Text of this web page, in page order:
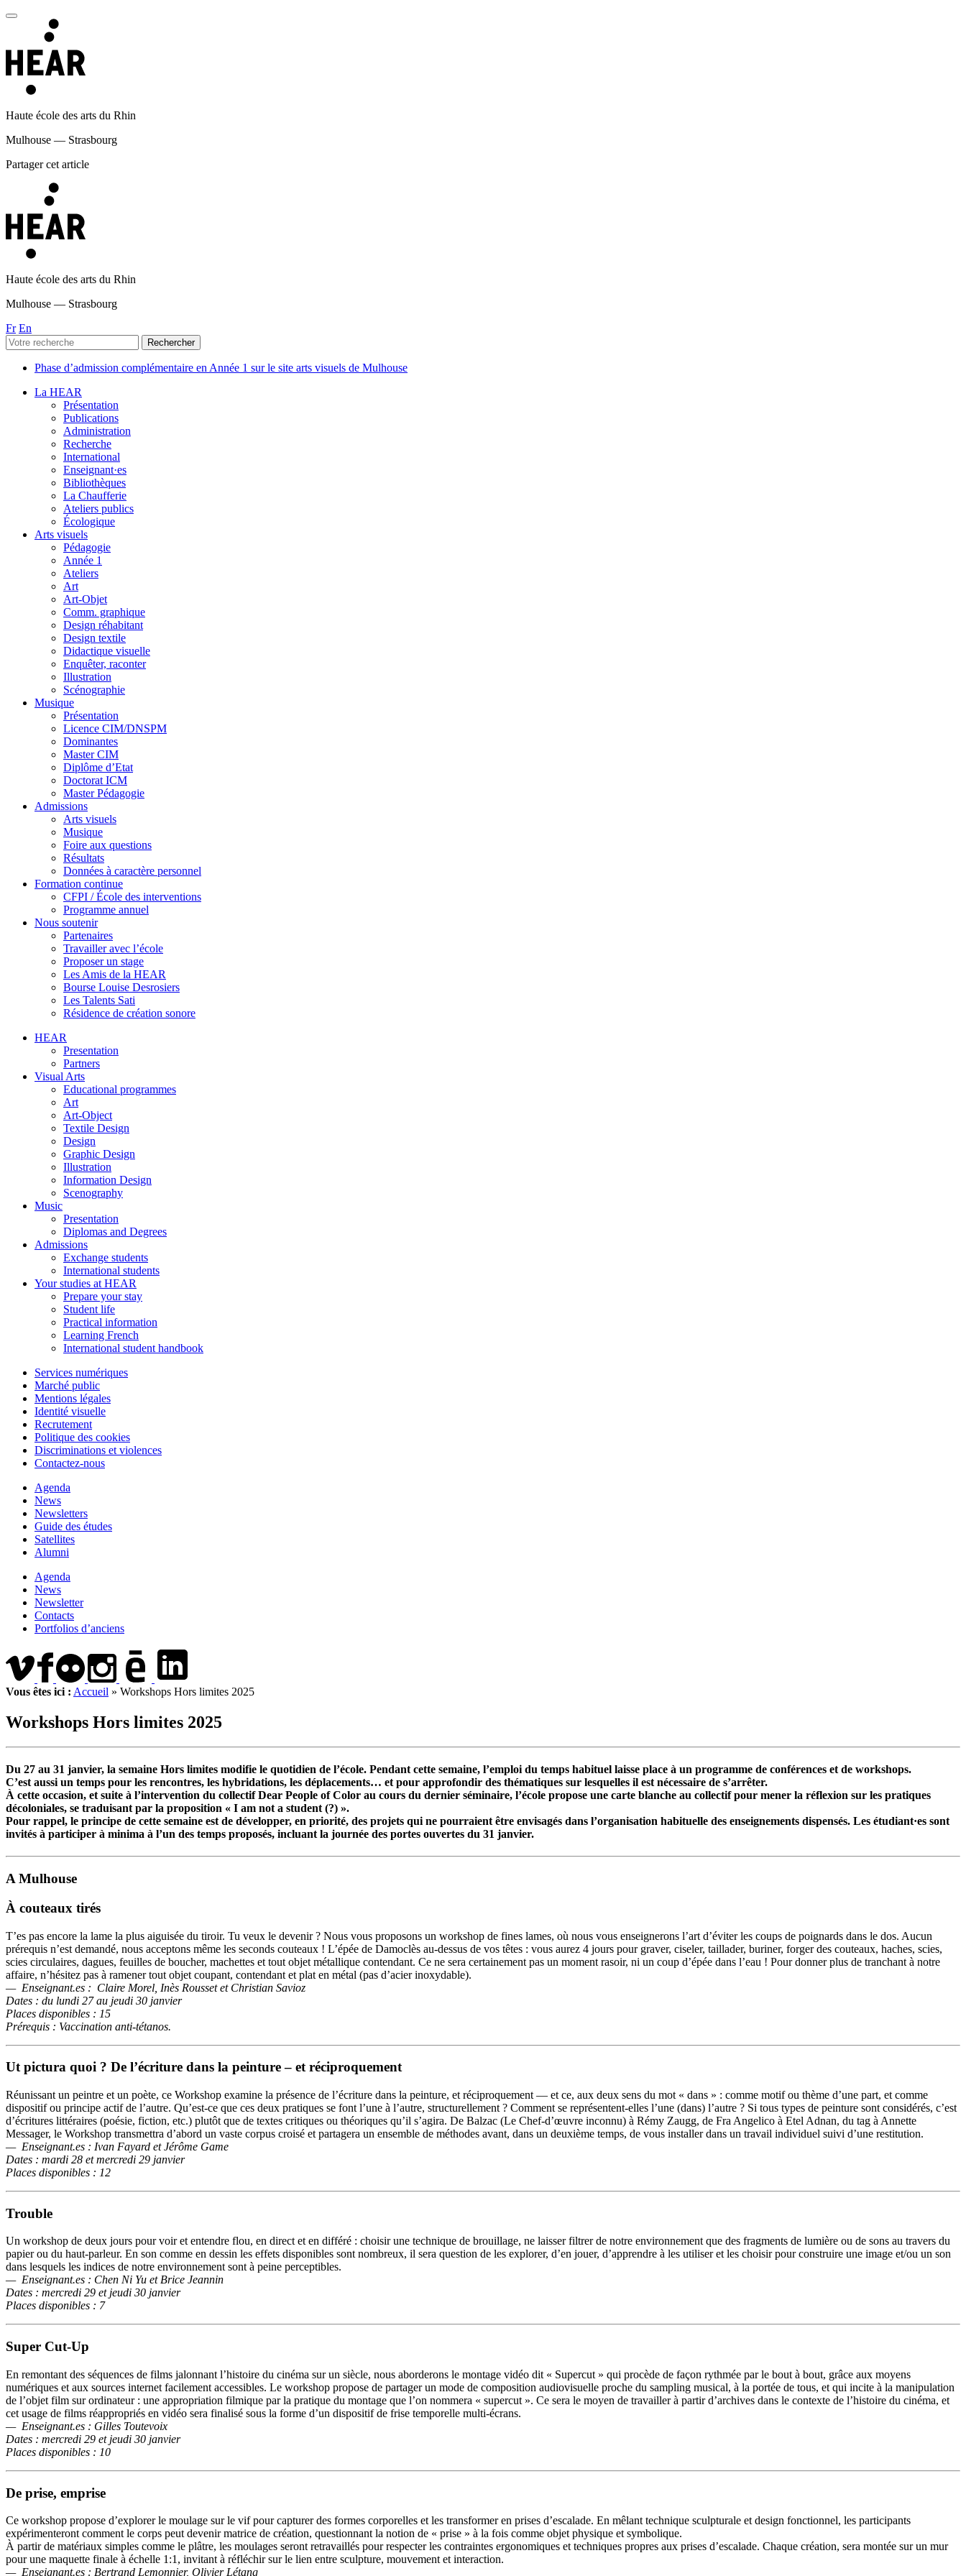
Haute école des arts du Rhin
Mulhouse — Strasbourg
Partager cet article
Haute école des arts du Rhin
Mulhouse — Strasbourg
Fr En
Phase d’admission complémentaire en Année 1 sur le site arts visuels de Mulhouse
La HEAR
Présentation
Publications
Administration
Recherche
International
Enseignant·es
Bibliothèques
La Chaufferie
Ateliers publics
Écologique
Arts visuels
Pédagogie
Année 1
Ateliers
Art
Art-Objet
Comm. graphique
Design réhabitant
Design textile
Didactique visuelle
Enquêter, raconter
Illustration
Scénographie
Musique
Présentation
Licence CIM/DNSPM
Dominantes
Master CIM
Diplôme d’Etat
Doctorat ICM
Master Pédagogie
Admissions
Arts visuels
Musique
Foire aux questions
Résultats
Données à caractère personnel
Formation continue
CFPI / École des interventions
Programme annuel
Nous soutenir
Partenaires
Travailler avec l’école
Proposer un stage
Les Amis de la HEAR
Bourse Louise Desrosiers
Les Talents Sati
Résidence de création sonore
HEAR
Presentation
Partners
Visual Arts
Educational programmes
Art
Art-Object
Textile Design
Design
Graphic Design
Illustration
Information Design
Scenography
Music
Presentation
Diplomas and Degrees
Admissions
Exchange students
International students
Your studies at HEAR
Prepare your stay
Student life
Practical information
Learning French
International student handbook
Services numériques
Marché public
Mentions légales
Identité visuelle
Recrutement
Politique des cookies
Discriminations et violences
Contactez-nous
Agenda
News
Newsletters
Guide des études
Satellites
Alumni
Agenda
News
Newsletter
Contacts
Portfolios d’anciens
Vous êtes ici : Accueil » Workshops Hors limites 2025
Workshops Hors limites 2025
Du 27 au 31 janvier, la semaine Hors limites modifie le quotidien de l’école. Pendant cette semaine, l’emploi du temps habituel laisse place à un programme de conférences et de workshops.
C’est aussi un temps pour les rencontres, les hybridations, les déplacements… et pour approfondir des thématiques sur lesquelles il est nécessaire de s’arrêter.
À cette occasion, et suite à l’intervention du collectif Dear People of Color au cours du dernier séminaire, l’école propose une carte blanche au collectif pour mener la réflexion sur les pratiques
décoloniales, se traduisant par la proposition « I am not a student (?) ».
Pour rappel, le principe de cette semaine est de développer, en priorité, des projets qui ne pourraient être envisagés dans l’organisation habituelle des enseignements dispensés. Les étudiant·es sont
invités à participer à minima à l’un des temps proposés, incluant la journée des portes ouvertes du 31 janvier.
A Mulhouse
À couteaux tirés
T’es pas encore la lame la plus aiguisée du tiroir. Tu veux le devenir ? Nous vous proposons un workshop de fines lames, où nous vous enseignerons l’art d’éviter les coups de poignards dans le dos. Aucun
prérequis n’est demandé, nous acceptons même les seconds couteaux ! L’épée de Damoclès au-dessus de vos têtes : vous aurez 4 jours pour graver, ciseler, taillader, buriner, forger des couteaux, haches, scies,
scies circulaires, dagues, feuilles de boucher, machettes et tout objet métallique contendant. Ce ne sera certainement pas un moment rasoir, ni un coup d’épée dans l’eau ! Pour donner plus de tranchant à notre
affaire, n’hésitez pas à ramener tout objet coupant, contendant et plat en métal (pas d’acier inoxydable).
— Enseignant.es : Claire Morel, Inès Rousset et Christian Savioz
Dates : du lundi 27 au jeudi 30 janvier
Places disponibles : 15
Prérequis : Vaccination anti-tétanos.
Ut pictura quoi ? De l’écriture dans la peinture – et réciproquement
Réunissant un peintre et un poète, ce Workshop examine la présence de l’écriture dans la peinture, et réciproquement — et ce, aux deux sens du mot « dans » : comme motif ou thème d’une part, et comme
dispositif ou principe actif de l’autre. Qu’est-ce que ces deux pratiques se font l’une à l’autre, structurellement ? Comment se représentent-elles l’une (dans) l’autre ? Si tous types de peinture sont considérés, c’est
d’écritures littéraires (poésie, fiction, etc.) plutôt que de textes critiques ou théoriques qu’il s’agira. De Balzac (Le Chef-d’œuvre inconnu) à Rémy Zaugg, de Fra Angelico à Etel Adnan, du tag à Annette
Messager, le Workshop transmettra d’abord un vaste corpus croisé et partagera un ensemble de méthodes avant, dans un deuxième temps, de vous installer dans un travail individuel suivi d’une restitution.
— Enseignant.es : Ivan Fayard et Jérôme Game
Dates : mardi 28 et mercredi 29 janvier
Places disponibles : 12
Trouble
Un workshop de deux jours pour voir et entendre flou, en direct et en différé : choisir une technique de brouillage, ne laisser filtrer de notre environnement que des fragments de lumière ou de sons au travers du
papier ou du haut-parleur. En son comme en dessin les effets disponibles sont nombreux, il sera question de les explorer, d’en jouer, d’apprendre à les utiliser et les choisir pour construire une image et/ou un son
dans lesquels les indices de notre environnement sont à peine perceptibles.
— Enseignant.es : Chen Ni Yu et Brice Jeannin
Dates : mercredi 29 et jeudi 30 janvier
Places disponibles : 7
Super Cut-Up
En remontant des séquences de films jalonnant l’histoire du cinéma sur un siècle, nous aborderons le montage vidéo dit « Supercut » qui procède de façon rythmée par le bout à bout, grâce aux moyens
numériques et aux sources internet facilement accessibles. Le workshop propose de partager un mode de composition audiovisuelle proche du sampling musical, à la portée de tous, et qui incite à la manipulation
de l’objet film sur ordinateur : une appropriation filmique par la pratique du montage que l’on nommera « supercut ». Ce sera le moyen de travailler à partir d’archives dans le contexte de l’histoire du cinéma, et
cet usage de films réappropriés en vidéo sera finalisé sous la forme d’un dispositif de frise temporelle multi-écrans.
— Enseignant.es : Gilles Toutevoix
Dates : mercredi 29 et jeudi 30 janvier
Places disponibles : 10
De prise, emprise
Ce workshop propose d’explorer le moulage sur le vif pour capturer des formes corporelles et les transformer en prises d’escalade. En mêlant technique sculpturale et design fonctionnel, les participants
expérimenteront comment le corps peut devenir matrice de création, questionnant la notion de « prise » à la fois comme objet physique et symbolique.
À partir de matériaux simples comme le plâtre, les moulages seront retravaillés pour respecter les contraintes ergonomiques et techniques propres aux prises d’escalade. Chaque création, sera montée sur un mur
pour une maquette finale à échelle 1:1, invitant à réfléchir sur le lien entre sculpture, mouvement et interaction.
— Enseignant.es : Bertrand Lemonnier, Olivier Létang